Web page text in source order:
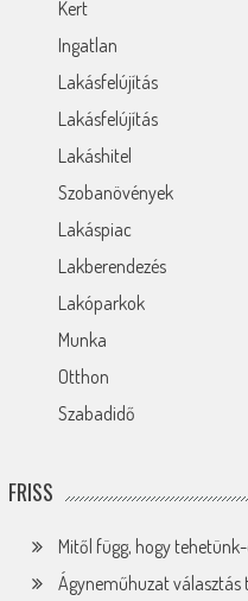
Kert
Ingatlan
Lakásfelújítás
Lakásfelújítás
Lakáshitel
Szobanövények
Lakáspiac
Lakberendezés
Lakóparkok
Munka
Otthon
Szabadidő
FRISS
Mitől függ, hogy
Ágyneműhuzat választás